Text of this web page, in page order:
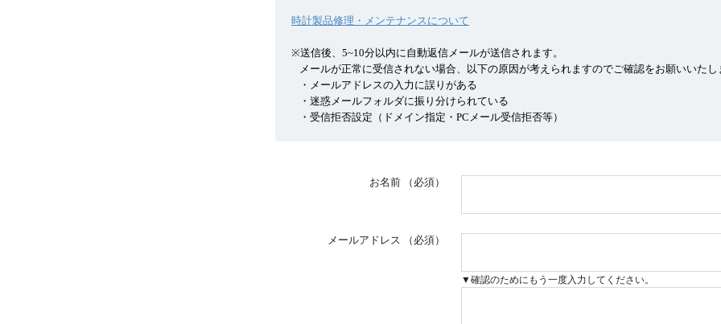
時計製品修理・メンテナンスについて
※送信後、5~10分以内に自動返信メールが送信されます。
メールが正常に受信されない場合、以下の原因が考えられますのでご確認をお願いいたし
・メールアドレスの入力に誤りがある
・迷惑メールフォルダに振り分けられている
・受信拒否設定（ドメイン指定・PCメール受信拒否等）
お名前 （必須）
メールアドレス （必須）
▼確認のためにもう一度入力してください。